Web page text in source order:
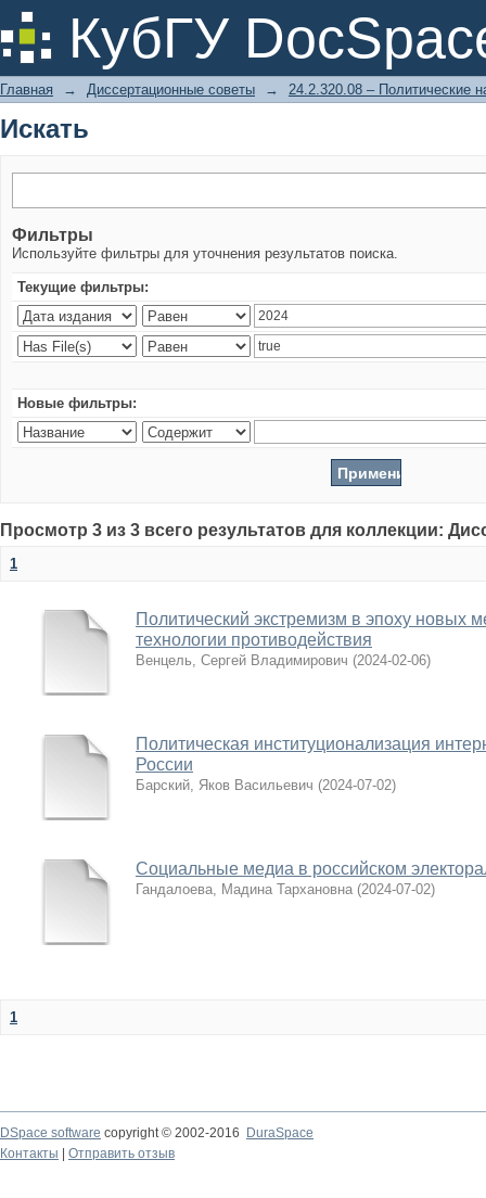
КубГУ
Искать
Главная → Диссертационные советы → 24.2.320.08 – Политические
Искать
Фильтры
Используйте фильтры для уточнения результатов поиска.
Текущие фильтры:
Новые фильтры:
Просмотр 3 из 3 всего результатов для коллекции:
1
Политический экстремизм в эпоху новых
технологии противодействия
Венцель, Сергей Владимирович (2024-02-06)
Политическая институционализация
России
Барский, Яков Васильевич (2024-07-02)
Социальные медиа в российском
Гандалоева, Мадина Тархановна (2024-07-02)
1
DSpace software copyright © 2002-2016
DuraSpace
Контакты
Отправить отзыв